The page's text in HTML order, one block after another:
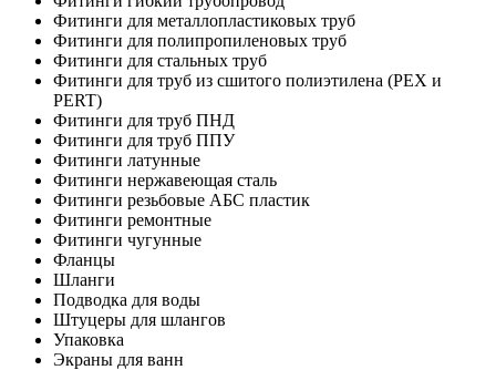
Фитинги для металлопластиковых труб
Фитинги для полипропиленовых труб
Фитинги для стальных труб
Фитинги для труб из сшитого полиэтилена (PEX и
PERT)
Фитинги для труб ПНД
Фитинги для труб ППУ
Фитинги латунные
Фитинги нержавеющая сталь
Фитинги резьбовые АБС пластик
Фитинги ремонтные
Фитинги чугунные
Фланцы
Шланги
Подводка для воды
Штуцеры для шлангов
Упаковка
Экраны для ванн